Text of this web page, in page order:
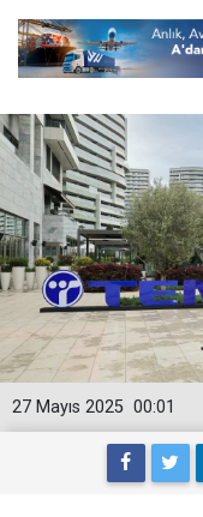
00:01
27 Mayıs 2025